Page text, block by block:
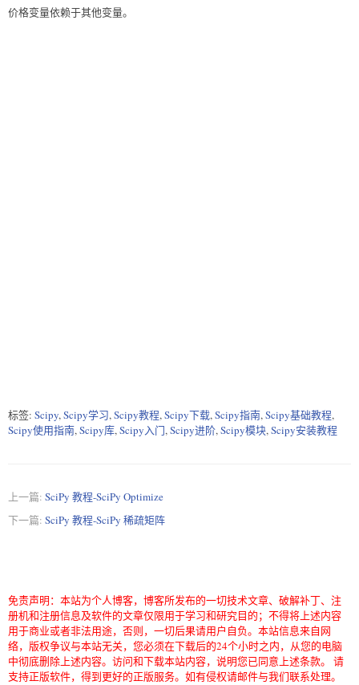
价格变量依赖于其他变量。
标签: Scipy,Scipy学习,Scipy教程,Scipy下载,Scipy指南,Scipy基础教程,
Scipy使用指南,Scipy库,Scipy入门,Scipy进阶,Scipy模块,Scipy安装教程
上一篇: SciPy 教程-SciPy Optimize
下一篇: SciPy 教程-SciPy 稀疏矩阵
免责声明：本站为个人博客，博客所发布的一切技术文章、破解补丁、注
册机和注册信息及软件的文章仅限用于学习和研究目的；不得将上述内容
用于商业或者非法用途，否则，一切后果请用户自负。本站信息来自网
络，版权争议与本站无关，您必须在下载后的24个小时之内，从您的电脑
中彻底删除上述内容。访问和下载本站内容，说明您已同意上述条款。 请
支持正版软件，得到更好的正版服务。如有侵权请邮件与我们联系处理。